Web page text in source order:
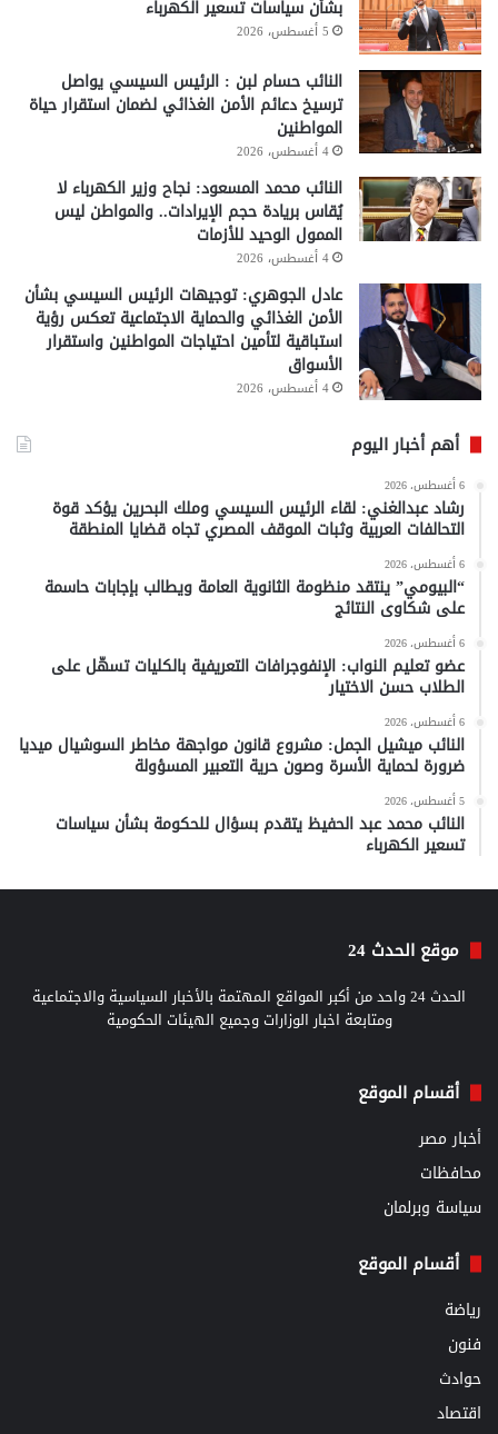
بشأن سياسات تسعير الكهرباء
5 أغسطس، 2026
النائب حسام لبن : الرئيس السيسي يواصل
ترسيخ دعائم الأمن الغذائي لضمان استقرار حياة
المواطنين
4 أغسطس، 2026
النائب محمد المسعود: نجاح وزير الكهرباء لا
يُقاس بريادة حجم الإيرادات.. والمواطن ليس
الممول الوحيد للأزمات
4 أغسطس، 2026
عادل الجوهري: توجيهات الرئيس السيسي بشأن
الأمن الغذائي والحماية الاجتماعية تعكس رؤية
استباقية لتأمين احتياجات المواطنين واستقرار
الأسواق
4 أغسطس، 2026
أهم أخبار اليوم
6 أغسطس، 2026
رشاد عبدالغني: لقاء الرئيس السيسي وملك البحرين يؤكد قوة
التحالفات العربية وثبات الموقف المصري تجاه قضايا المنطقة
6 أغسطس، 2026
“البيومي” ينتقد منظومة الثانوية العامة ويطالب بإجابات حاسمة
على شكاوى النتائج
6 أغسطس، 2026
عضو تعليم النواب: الإنفوجرافات التعريفية بالكليات تسهّل على
الطلاب حسن الاختيار
6 أغسطس، 2026
النائب ميشيل الجمل: مشروع قانون مواجهة مخاطر السوشيال ميديا
ضرورة لحماية الأسرة وصون حرية التعبير المسؤولة
5 أغسطس، 2026
النائب محمد عبد الحفيظ يتقدم بسؤال للحكومة بشأن سياسات
تسعير الكهرباء
موقع الحدث 24
الحدث 24 واحد من أكبر المواقع المهتمة بالأخبار السياسية والاجتماعية
ومتابعة اخبار الوزارات وجميع الهيئات الحكومية
أقسام الموقع
أخبار مصر
محافظات
سياسة وبرلمان
أقسام الموقع
رياضة
فنون
حوادث
اقتصاد